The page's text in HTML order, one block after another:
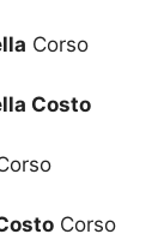
Corso
Costo
Corso